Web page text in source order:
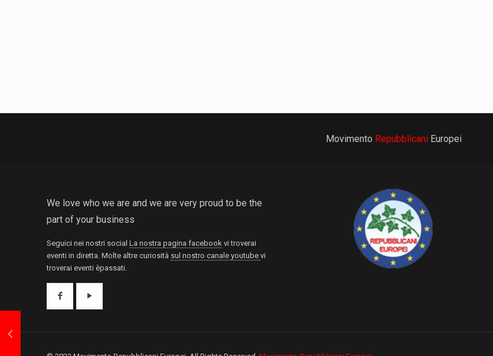
Movimento Repubblicani Europei
We love who we are and we are very proud to be the
part of your business
Seguici nei nostri social La nostra pagina facebook vi troverai
eventi in diretta. Molte altre curiosità sul nostro canale youtube vi
troverai eventi èpassati.